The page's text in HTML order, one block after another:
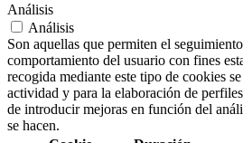
Análisis
Análisis
Son aquellas que permiten el
comportamiento del usuario con fines
recogida mediante este tipo de cookies
actividad y para la elaboración de
de introducir mejoras en función del
se hacen.